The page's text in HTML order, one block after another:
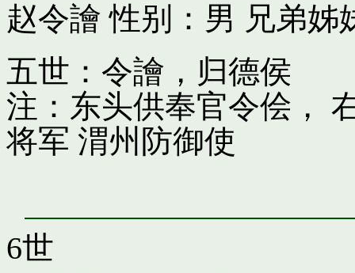
赵令譮 性别：男 兄弟姊
五世：令譮，归德侯
注：东头供奉官令侩，
将军 渭州防御使
6世